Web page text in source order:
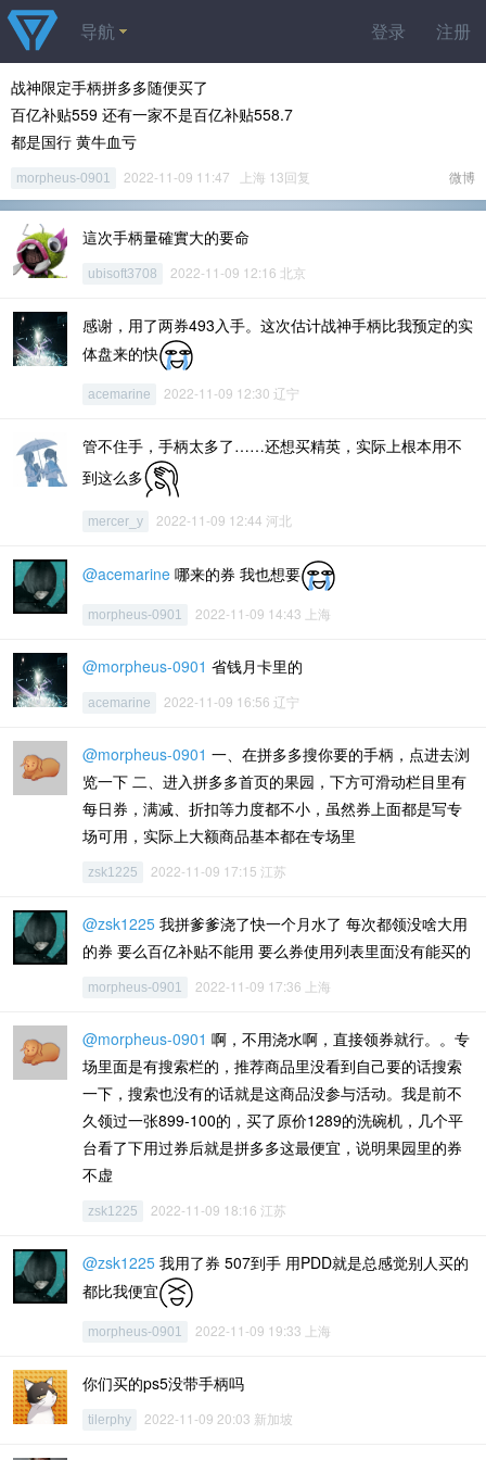
登录 注册
导航
战神限定手柄拼多多随便买了
百亿补贴559 还有一家不是百亿补贴558.7
都是国行 黄牛血亏
微博
morpheus-0901 2022-11-09 11:47 上海 13回复
這次手柄量確實大的要命
ubisoft3708 2022-11-09 12:16 北京
感谢，用了两券493入手。这次估计战神手柄比我预定的实
体盘来的快
acemarine 2022-11-09 12:30 辽宁
管不住手，手柄太多了……还想买精英，实际上根本用不
到这么多
mercer_y 2022-11-09 12:44 河北
@acemarine 哪来的券 我也想要
morpheus-0901 2022-11-09 14:43 上海
@morpheus-0901 省钱月卡里的
acemarine 2022-11-09 16:56 辽宁
@morpheus-0901 一、在拼多多搜你要的手柄，点进去浏
览一下 二、进入拼多多首页的果园，下方可滑动栏目里有
每日券，满减、折扣等力度都不小，虽然券上面都是写专
场可用，实际上大额商品基本都在专场里
zsk1225 2022-11-09 17:15 江苏
@zsk1225 我拼爹爹浇了快一个月水了 每次都领没啥大用
的券 要么百亿补贴不能用 要么券使用列表里面没有能买的
morpheus-0901 2022-11-09 17:36 上海
@morpheus-0901 啊，不用浇水啊，直接领券就行。。专
场里面是有搜索栏的，推荐商品里没看到自己要的话搜索
一下，搜索也没有的话就是这商品没参与活动。我是前不
久领过一张899-100的，买了原价1289的洗碗机，几个平
台看了下用过券后就是拼多多这最便宜，说明果园里的券
不虚
zsk1225 2022-11-09 18:16 江苏
@zsk1225 我用了券 507到手 用PDD就是总感觉别人买的
都比我便宜
morpheus-0901 2022-11-09 19:33 上海
你们买的ps5没带手柄吗
tilerphy 2022-11-09 20:03 新加坡